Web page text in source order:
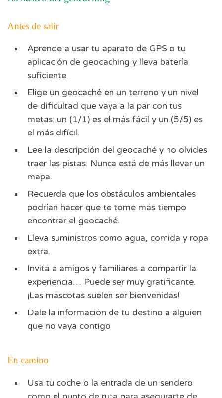
Antes de salir
Aprende a usar tu aparato de GPS o tu
aplicación de geocaching y lleva batería
suficiente.
Elige un geocaché en un terreno y un nivel
de dificultad que vaya a la par con tus
metas: un (1/1) es el más fácil y un (5/5) es
el más difícil.
Lee la descripción del geocaché y no olvides
traer las pistas. Nunca está de más llevar un
mapa.
Recuerda que los obstáculos ambientales
podrían hacer que te tome más tiempo
encontrar el geocaché.
Lleva suministros como agua, comida y ropa
extra.
Invita a amigos y familiares a compartir la
experiencia… Puede ser muy gratificante.
¡Las mascotas suelen ser bienvenidas!
Dale la información de tu destino a alguien
que no vaya contigo
En camino
Usa tu coche o la entrada de un sendero